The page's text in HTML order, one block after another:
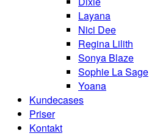
Layana
Nici Dee
Regina Lilith
Sonya Blaze
Sophie La Sage
Yoana
Kundecases
Priser
Kontakt